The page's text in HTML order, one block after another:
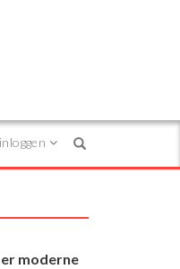
inloggen
moderne